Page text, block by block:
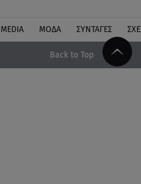
MEDIA ΜΟΔΑ ΣΥΝΤΑΓΕΣ
Back to Top